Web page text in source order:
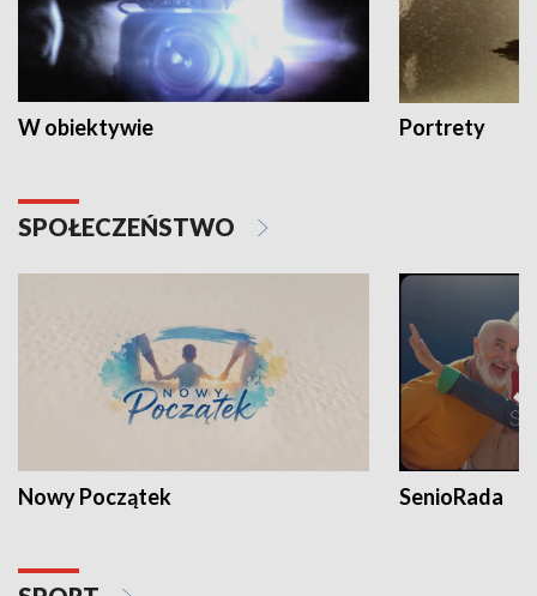
W obiektywie Portrety
SPOŁECZEŃSTWO
Nowy Początek SenioRada